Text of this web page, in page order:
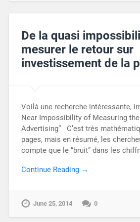
De la quasi
mesurer le retour sur
investissement de la
Voilà une recherche intéressante,
Near Impossibility of Measuring
Advertising“ C’est très
pages, mais en résumé, les
compte que le “bruit” dans les
Continue Reading →
June 25, 2014 0